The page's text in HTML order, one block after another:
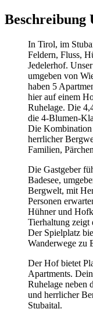
Beschreibung
In Tirol, im
Feldern, Fluss,
Jedelerhof.
umgeben von
haben 5
hier auf einem
Ruhelage. Die
die 4-Blumen-
Die Kombination
herrlicher
Familien,
Die Gastgeber
Badesee,
Bergwelt, mit
Personen
Hühner und
Tierhaltung zeigt
Der Spielplatz
Wanderwege zu
Der Hof bietet
Apartments.
Ruhelage neben
und herrlicher
Stubaital.